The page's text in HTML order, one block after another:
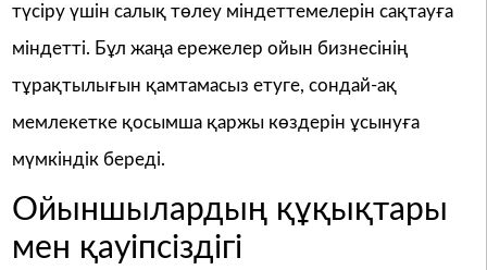
түсіру үшін салық төлеу міндеттемелерін сақтауға
міндетті. Бұл жаңа ережелер ойын бизнесінің
тұрақтылығын қамтамасыз етуге, сондай-ақ
мемлекетке қосымша қаржы көздерін ұсынуға
мүмкіндік береді.
Ойыншылардың құқықтары
мен қауіпсіздігі